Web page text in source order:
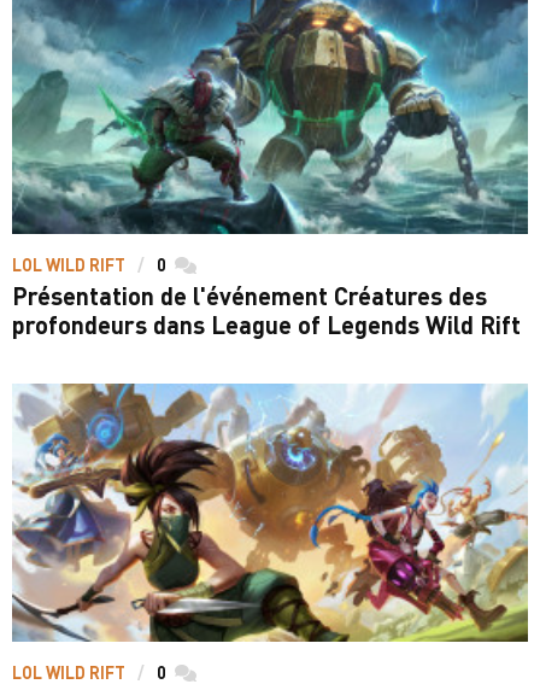
LOL WILD RIFT 0 commentaires
Présentation de l'événement Créatures des
profondeurs dans League of Legends Wild Rift
LOL WILD RIFT 0 commentaires